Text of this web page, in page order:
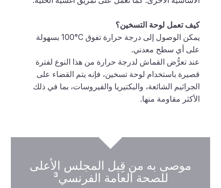
كيف تعمل لوحة التسخين؟
يمكن الوصول إلى درجة حرارة تفوق ‎100°C بسهولة
على أي سطح معدني.
عند تعرُّض القماش لدرجة حرارة من هذا النوع لفترة
قصيرة باستخدام لوحة تسخين، فإنه يتم القضاء على
الجراثيم الشائعة، والبكتيريا والفيروسات، بما في ذلك
الأكثر مقاومة منها.
موصى به من قِبل المجلس الأعلى
للصحة العامة الفرنسي³